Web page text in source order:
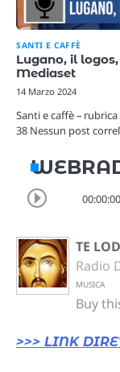
SANTI E CAFFÈ
Lugano, il
Mediaset
14 Marzo 2024
Santi e caffè –
38 Nessun post
00:00:00
TE
Radio
MUSICA
Buy
>>> LINK